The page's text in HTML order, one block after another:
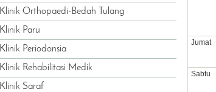
Klinik Orthopaedi-Bedah Tulang
Klinik Paru
Klinik Periodonsia
Klinik Rehabilitasi Medik
Klinik Saraf
Jumat
Sabtu